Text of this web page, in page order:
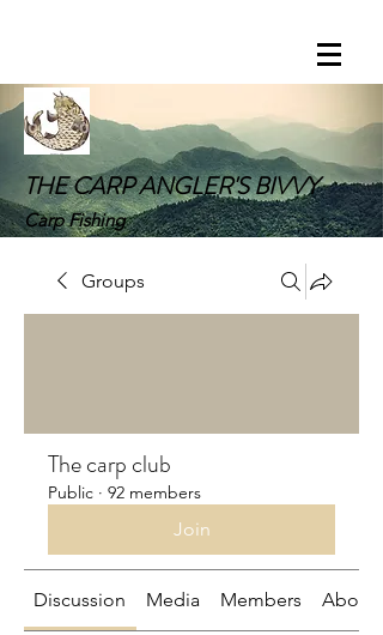
THE CARP ANGLER'S BIVVY
Carp Fishing
Groups
The carp club
Public · 92 members
Join
Discussion Media Members About